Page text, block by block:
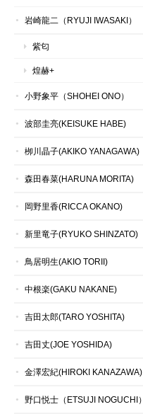
岩崎龍二（RYUJI IWASAKI）
紫匂
煌赫+
小野象平（SHOHEI ONO）
波部圭亮(KEISUKE HABE)
栁川晶子(AKIKO YANAGAWA)
森田春菜(HARUNA MORITA)
岡野里香(RICCA OKANO)
新里竜子(RYUKO SHINZATO)
鳥居明生(AKIO TORII)
中根楽(GAKU NAKANE)
吉田太郎(TARO YOSHITA)
吉田丈(JOE YOSHIDA)
金澤宏紀(HIROKI KANAZAWA)
野口悦士（ETSUJI NOGUCHI）